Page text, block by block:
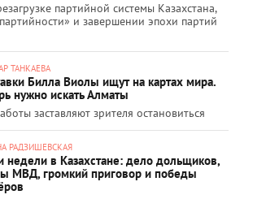
партийной системы Казахстана,
и завершении эпохи партий
ТАНКАЕВА
Билла Виолы ищут на картах мира.
нужно искать Алматы
заставляют зрителя остановиться
РАДЗИШЕВСКАЯ
недели в Казахстане: дело дольщиков,
МВД, громкий приговор и победы